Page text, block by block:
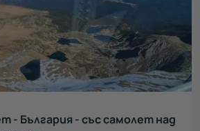
- България - със самолет над